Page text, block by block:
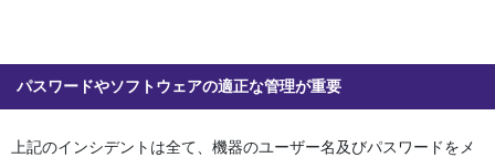
パスワードやソフトウェアの適正な管理が重要
上記のインシデントは全て、機器のユーザー名及びパスワードをメ